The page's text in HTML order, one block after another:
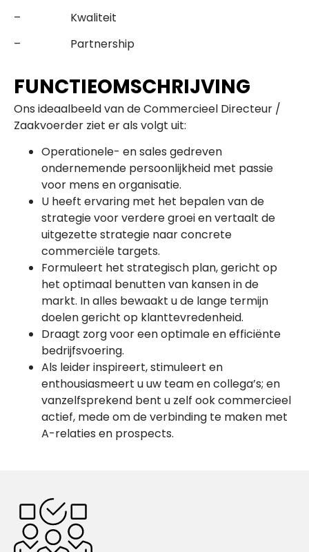
– Kwaliteit
– Partnership
FUNCTIEOMSCHRIJVING
Ons ideaalbeeld van de Commercieel Directeur /
Zaakvoerder ziet er als volgt uit:
Operationele- en sales gedreven
ondernemende persoonlijkheid met passie
voor mens en organisatie.
U heeft ervaring met het bepalen van de
strategie voor verdere groei en vertaalt de
uitgezette strategie naar concrete
commerciële targets.
Formuleert het strategisch plan, gericht op
het optimaal benutten van kansen in de
markt. In alles bewaakt u de lange termijn
doelen gericht op klanttevredenheid.
Draagt zorg voor een optimale en efficiënte
bedrijfsvoering.
Als leider inspireert, stimuleert en
enthousiasmeert u uw team en collega’s; en
vanzelfsprekend bent u zelf ook commercieel
actief, mede om de verbinding te maken met
A-relaties en prospects.